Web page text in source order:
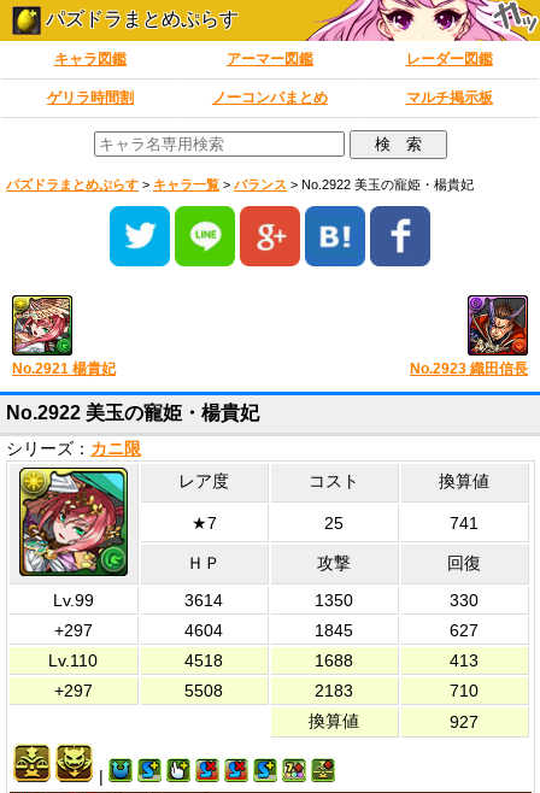
パズドラまとめぷらす
キャラ図鑑 アーマー図鑑 レーダー図鑑
ゲリラ時間割 ノーコンパまとめ マルチ掲示板
パズドラまとめぷらす > キャラ一覧 > バランス > No.2922 美玉の寵姫・楊貴妃
No.2921 楊貴妃 No.2923 織田信長
No.2922 美玉の寵姫・楊貴妃
シリーズ： カニ限
レア度 コスト 換算値
★7 25 741
ＨＰ 攻撃
回復
Lv.99
3614 1350
330
+297
4604 1845
627
Lv.110
4518 1688
413
+297
5508 2183
710
換算値
927
|